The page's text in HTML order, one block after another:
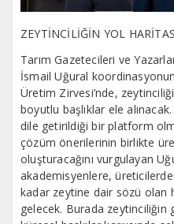
ZEYTİNCİLİĞİN YOL
Tarım Gazetecileri ve
İsmail Uğural
Üretim Zirvesi’nde,
boyutlu başlıklar ele
dile getirildiği bir platform
çözüm önerilerinin birlikte
oluşturacağını vurgulayan
akademisyenlere,
kadar zeytine dair sözü olan
gelecek. Burada zeytinciliğin